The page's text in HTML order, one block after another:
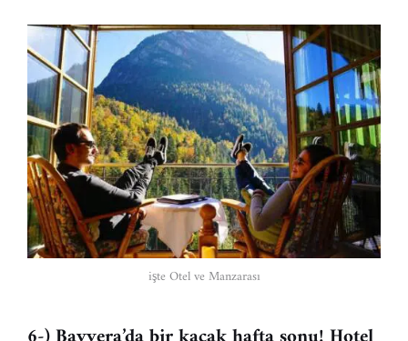
işte Otel ve Manzarası